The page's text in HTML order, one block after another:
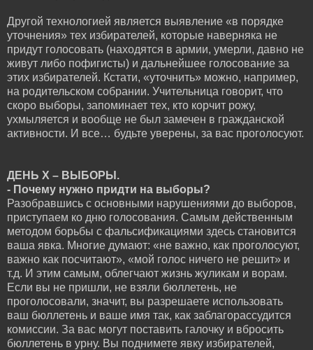
Другой технологией является выявление «в порядке
уточнения» тех избирателей, которые наверняка не
придут голосовать (находятся в армии, умерли, давно не
живут либо пофигисты) и дальнейшее голосование за
этих избирателей. Кстати, «уточнить» можно, например,
на родительском собрании. Учительница говорит, что
скоро выборы, запоминает тех, кто корчит рожу,
ухмыляется и вообще не был замечен в гражданской
активности. И все… будьте уверены, за вас проголосуют.
ДЕНЬ Х – ВЫБОРЫ.
- Почему нужно придти на выборы?
Разобравшись с основными нарушениями до выборов,
приступаем ко дню голосования. Самым действенным
методом борьбы с фальсификациями здесь становится
ваша явка. Многие думают: «не важно, как проголосуют,
важно как посчитают», «мой голос ничего не решит» и
т.д. И этим самым, облегчают жизнь жуликам и ворам.
Если вы не пришли, не взяли бюллетень, не
проголосовали, значит, вы разрешаете использовать
ваш бюллетень и ваше имя так, как заблагорассудится
комиссии. За вас могут поставить галочку и вбросить
бюллетень в урну. Вы поднимете явку избирателей,